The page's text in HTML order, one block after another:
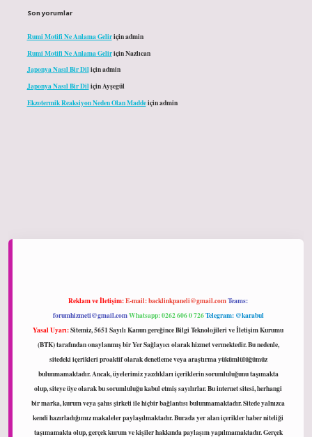
Son yorumlar
Rumi Motifi Ne Anlama Geliriçinadmin
Rumi Motifi Ne Anlama GeliriçinNazlıcan
Japonya Nasıl Bir Diliçinadmin
Japonya Nasıl Bir DiliçinAyşegül
Ekzotermik Reaksiyon Neden Olan Maddeiçinadmin
Reklam ve İletişim:E-mail:backlinkpaneli@gmail.comTeams:
forumhizmeti@gmail.comWhatsapp: 0262 606 0 726Telegram: @karabul
Yasal Uyarı:Sitemiz, 5651 Sayılı Kanun gereğince Bilgi Teknolojileri ve İletişim Kurumu
(BTK) tarafından onaylanmış bir Yer Sağlayıcı olarak hizmet vermektedir. Bu nedenle,
sitedeki içerikleri proaktif olarak denetleme veya araştırma yükümlülüğümüz
bulunmamaktadır. Ancak, üyelerimiz yazdıkları içeriklerin sorumluluğunu taşımakta
olup, siteye üye olarak bu sorumluluğu kabul etmiş sayılırlar. Bu internet sitesi, herhangi
bir marka, kurum veya şahıs şirketi ile hiçbir bağlantısı bulunmamaktadır. Sitede yalnızca
kendi hazırladığımız makaleler paylaşılmaktadır. Burada yer alan içerikler haber niteliği
taşımamakta olup, gerçek kurum ve kişiler hakkında paylaşım yapılmamaktadır. Gerçek